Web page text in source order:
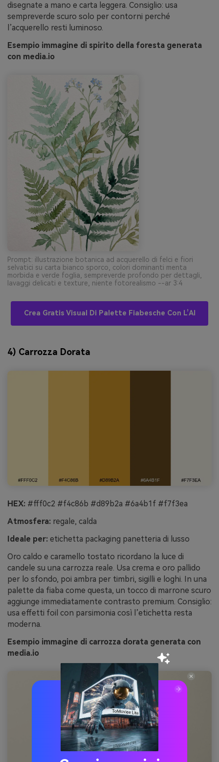
disegnate a mano e carta leggera. Consiglio: usa
sempreverde scuro solo per contorni perché
l’acquerello resti luminoso.
Esempio immagine di spirito della foresta generata
con media.io
Prompt: illustrazione botanica ad acquerello di felci e fiori
selvatici su carta bianco sporco, colori dominanti menta
morbida e verde foglia, sempreverde profondo per dettagli,
lavaggi delicati e texture, niente fotorealismo --ar 3:4
Crea Gratis Visual Di Palette Fiabesche Con L’AI
4) Carrozza Dorata
HEX: #fff0c2 #f4c86b #d89b2a #6a4b1f #f7f3ea
Atmosfera: regale, calda
Ideale per: etichetta packaging panetteria di lusso
Oro caldo e caramello tostato ricordano la luce di
candele su una carrozza reale. Usa crema e oro pallido
per lo sfondo, poi ambra per timbri, sigilli e loghi. In una
palette da fiaba come questa, un tocco di marrone scuro
aggiunge immediatamente contrasto premium. Consiglio:
usa effetti foil con parsimonia così l’etichetta resta
moderna.
Esempio immagine di carrozza dorata generata con
media.io